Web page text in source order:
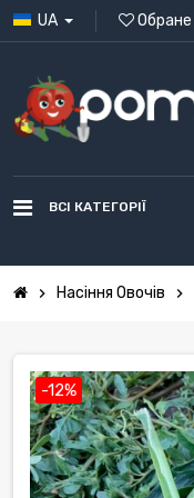
UA Обране
ВСІ КАТЕГОРІЇ
chevron_right Насіння Овочів chevron_right
-12%